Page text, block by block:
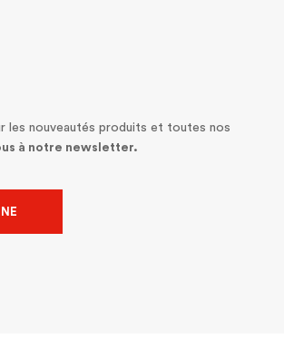
les nouveautés produits et toutes nos
à notre newsletter.